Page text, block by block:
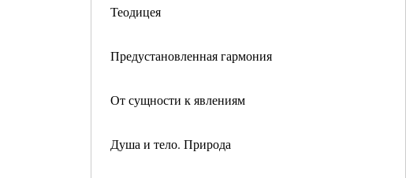
Теодицея
Предустановленная гармония
От сущности к явлениям
Душа и тело. Природа